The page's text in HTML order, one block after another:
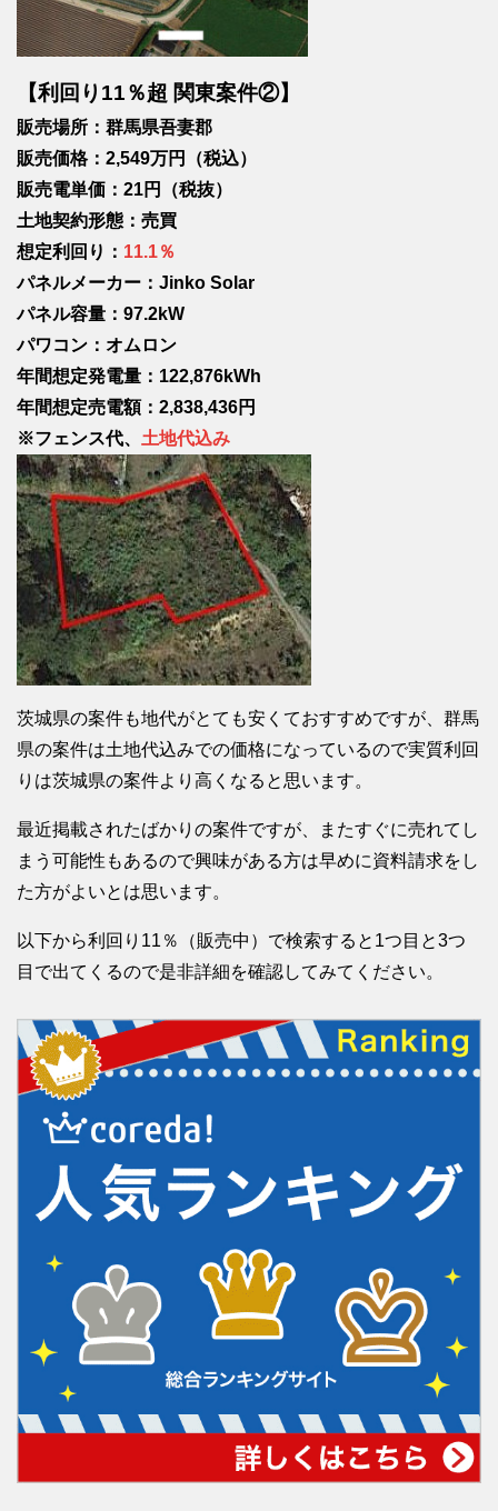
【利回り11％超 関東案件②】
販売場所：群馬県吾妻郡
販売価格：2,549万円（税込）
販売電単価：21円（税抜）
土地契約形態：売買
想定利回り： 11.1％
パネルメーカー：Jinko Solar
パネル容量：97.2kW
パワコン：オムロン
年間想定発電量：122,876kWh
年間想定売電額：2,838,436円
※フェンス代、 土地代込み
茨城県の案件も地代がとても安くておすすめですが、群馬
県の案件は土地代込みでの価格になっているので実質利回
りは茨城県の案件より高くなると思います。
最近掲載されたばかりの案件ですが、またすぐに売れてし
まう可能性もあるので興味がある方は早めに資料請求をし
た方がよいとは思います。
以下から利回り11％（販売中）で検索すると1つ目と3つ
目で出てくるので是非詳細を確認してみてください。